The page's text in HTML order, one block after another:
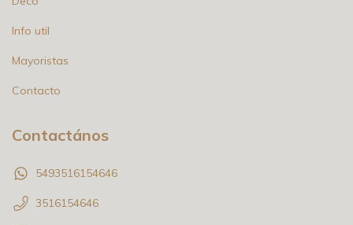
Info util
Mayoristas
Contacto
Contactános
5493516154646
3516154646